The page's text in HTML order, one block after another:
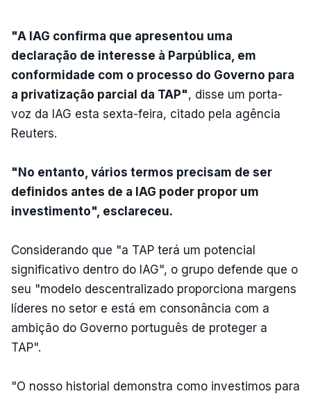
"A IAG confirma que apresentou uma
declaração de interesse à Parpública, em
conformidade com o processo do Governo para
a privatização parcial da TAP", disse um porta-
voz da IAG esta sexta-feira, citado pela agência
Reuters.
"No entanto, vários termos precisam de ser
definidos antes de a IAG poder propor um
investimento", esclareceu.
Considerando que "a TAP terá um potencial
significativo dentro do IAG", o grupo defende que o
seu "modelo descentralizado proporciona margens
líderes no setor e está em consonância com a
ambição do Governo português de proteger a
TAP".
"O nosso historial demonstra como investimos para